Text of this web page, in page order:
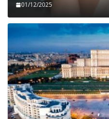
01/12/2025